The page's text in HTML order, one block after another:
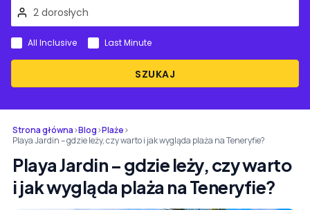
SZUKAJ
All Inclusive Last Minute
Strona główna›Blog›Plaże›
Playa Jardin – gdzie leży, czy warto i jak wygląda plaża na Teneryfie?
Playa Jardin – gdzie leży, czy warto
i jak wygląda plaża na Teneryfie?